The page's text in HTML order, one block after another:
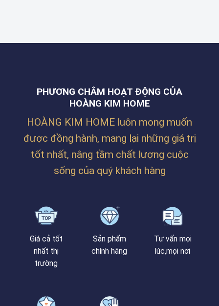
THUẬT
NHÀ
PHƯỚC
NGUYÊN,
KHÊ,
ĐÀ
NẴNG
RÈM
MAX
TẠI
CÔ
–
PHƯƠNG CHÂM HOẠT ĐỘNG CỦA
HOÀNG KIM HOME
HOÀNG KIM HOME luôn mong muốn
được đồng hành, mang lại những giá trị
tốt nhất, nâng tầm chất lượng cuộc
sống của quý khách hàng
Giá cả tốt
nhất thị
trường
Sản phẩm
chính hãng
Tư vấn mọi
lúc,mọi nơi